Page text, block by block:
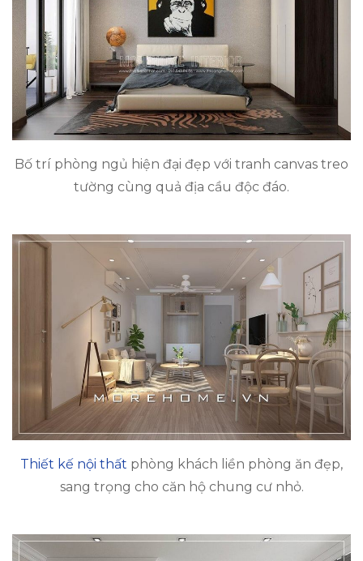
Bố trí phòng ngủ hiện đại đẹp với tranh canvas treo
tường cùng quả địa cầu độc đáo.
Thiết kế nội thất phòng khách liền phòng ăn đẹp,
sang trọng cho căn hộ chung cư nhỏ.